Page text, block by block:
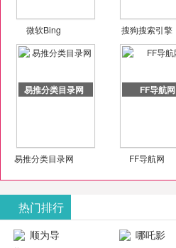
微软Bing 搜狗搜索引擎
易推分类目录网
易推分类目录网
FF导航网
FF导航网
热门排行
顺为导
哪吒影